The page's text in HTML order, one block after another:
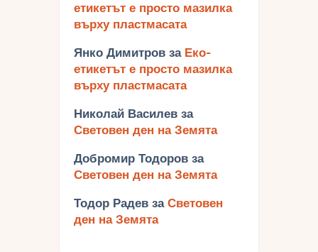
етикетът е просто мазилка
върху пластмасата
Янко Димитров за Еко-
етикетът е просто мазилка
върху пластмасата
Николай Василев за
Световен ден на Земята
Добромир Тодоров за
Световен ден на Земята
Тодор Радев за Световен
ден на Земята